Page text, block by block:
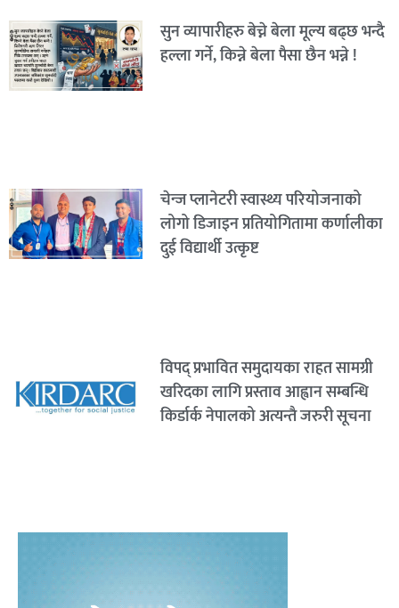
सुन व्यापारीहरु बेच्ने बेला मूल्य बढ्छ भन्दै
हल्ला गर्ने, किन्ने बेला पैसा छैन भन्ने !
चेन्ज प्लानेटरी स्वास्थ्य परियोजनाको
लोगो डिजाइन प्रतियोगितामा कर्णालीका
दुई विद्यार्थी उत्कृष्ट
विपद् प्रभावित समुदायका राहत सामग्री
खरिदका लागि प्रस्ताव आह्वान सम्बन्धि
किर्डार्क नेपालको अत्यन्तै जरुरी सूचना